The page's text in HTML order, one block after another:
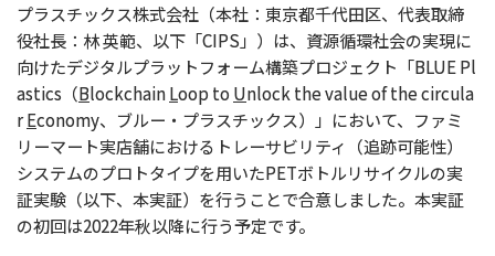
プラスチックス株式会社（本社：東京都千代田区、代表取締
役社長：林 英範、以下「CIPS」）は、資源循環社会の実現に
向けたデジタルプラットフォーム構築プロジェクト「BLUE Pl
astics（BlockchainLoop to Unlock the value of the circula
rEconomy、ブルー・プラスチックス）」において、ファミ
リーマート実店舗におけるトレーサビリティ（追跡可能性）
システムのプロトタイプを用いたPETボトルリサイクルの実
証実験（以下、本実証）を行うことで合意しました。本実証
の初回は2022年秋以降に行う予定です。